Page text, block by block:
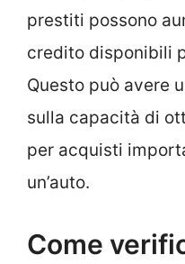
prestiti possono
credito disponibili
Questo può avere
sulla capacità di
per acquisti
un’auto.
Come